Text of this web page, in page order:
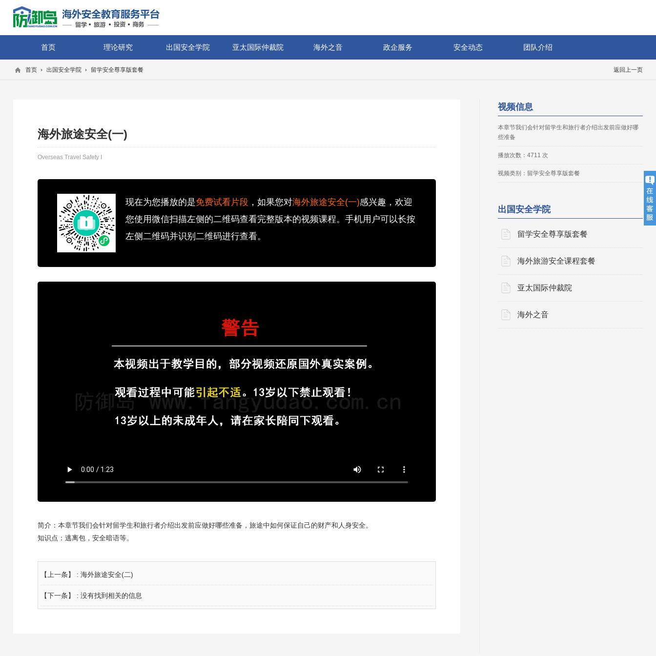
首页 理论研究 出国安全学院 亚太国际仲裁院 海外之音 政企服务 安全动态 团队介绍
返回上一页
首页 出国安全学院 留学安全尊享版套餐
海外旅途安全(一)
Overseas Travel Safety I
现在为您播放的是免费试看片段，如果您对海外旅途安全(一)感兴趣，欢迎
您使用微信扫描左侧的二维码查看完整版本的视频课程。手机用户可以长按
左侧二维码并识别二维码进行查看。
简介：本章节我们会针对留学生和旅行者介绍出发前应做好哪些准备，旅途中如何保证自己的财产和人身安全。
知识点：逃离包，安全暗语等。
【上一条】 : 海外旅途安全(二)
【下一条】 : 没有找到相关的信息
视频信息
本章节我们会针对留学生和旅行者介绍出发前应做好哪
些准备
播放次数：4711 次
视频类别：留学安全尊享版套餐
出国安全学院
留学安全尊享版套餐
海外旅游安全课程套餐
亚太国际仲裁院
海外之音